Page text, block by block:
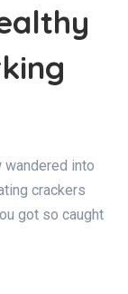
wandered into
crackers
got so caught